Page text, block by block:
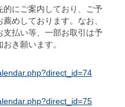
的にご案内しており、ご予
めしております。なお、
支払い等、一部お取引は予
き願います。